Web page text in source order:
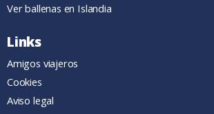
Ver ballenas en Islandia
Links
Amigos viajeros
Cookies
Aviso legal